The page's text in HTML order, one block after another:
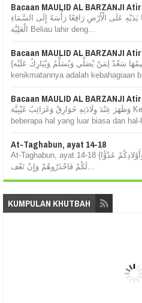
Bacaan MAULID AL BARZANJI
عَلَى الْأَرْضِ رَافِعًا رَأْسَهُ إِلَى السَّمَاءِ
الْعَلِيَّة Beliau lahir deng...
Bacaan MAULID AL BARZANJI
{اَلْجَنَّةُ وَنَعِيمُهَا سَعْدٌ لِمَنْ يُصَلِّي وَيُسَلِّمُ وَيُبَارِكُ عَلَيْه} {Surga dan
kenikmatannya adalah kebahagiaan
Bacaan MAULID AL BARZANJI
وَظَهَرَ عِنْدَ وِلَادَتِهِ خَوَارِقُ وَغَرَائِبُ غَيْبِيَّة Ketika beliau lahir, tampaklah
beberapa hal yang luar biasa dan
At-Taghabun, ayat 14-18
At-Taghabun, ayat 14-18 {يَا أَيُّهَا الَّذِينَ آمَنُوا إِنَّ مِنْ أَزْوَاجِكُمْ وَأَوْلادِكُمْ عَدُوًّا
لَكُمْ فَاحْذَرُوهُمْ وَإِنْ تَعْف...
KUMPULAN KHUTBAH